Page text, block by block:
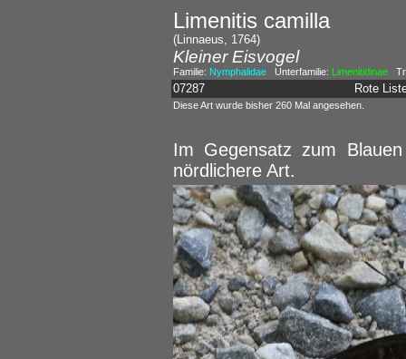
Limenitis camilla
(Linnaeus, 1764)
Kleiner Eisvogel
Familie: NymphalidaeUnterfamilie: Limenitidinae
07287 Rote
Diese Art wurde bisher 260 Mal angesehen.
Im Gegensatz zum
nördlichere Art.